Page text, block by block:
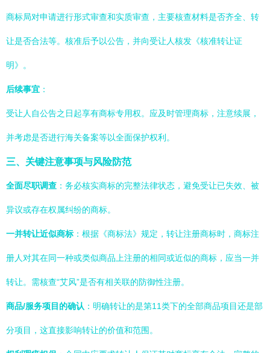
商标局对申请进行形式审查和实质审查，主要核查材料是否齐全、转
让是否合法等。核准后予以公告，并向受让人核发《核准转让证
明》。
后续事宜 ：
受让人自公告之日起享有商标专用权。应及时管理商标，注意续展，
并考虑是否进行海关备案等以全面保护权利。
三、关键注意事项与风险防范
全面尽职调查 ：务必核实商标的完整法律状态，避免受让已失效、被
异议或存在权属纠纷的商标。
一并转让近似商标 ：根据《商标法》规定，转让注册商标时，商标注
册人对其在同一种或类似商品上注册的相同或近似的商标，应当一并
转让。需核查“艾风”是否有相关联的防御性注册。
商品/服务项目的确认 ：明确转让的是第11类下的全部商品项目还是部
分项目，这直接影响转让的价值和范围。